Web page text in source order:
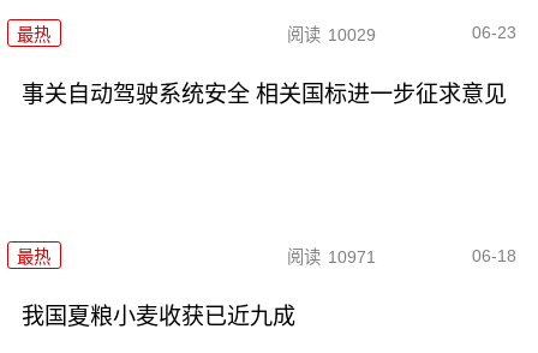
最热 阅读 10029 06-23
事关自动驾驶系统安全 相关国标进一步征求意见
最热 阅读 10971 06-18
我国夏粮小麦收获已近九成